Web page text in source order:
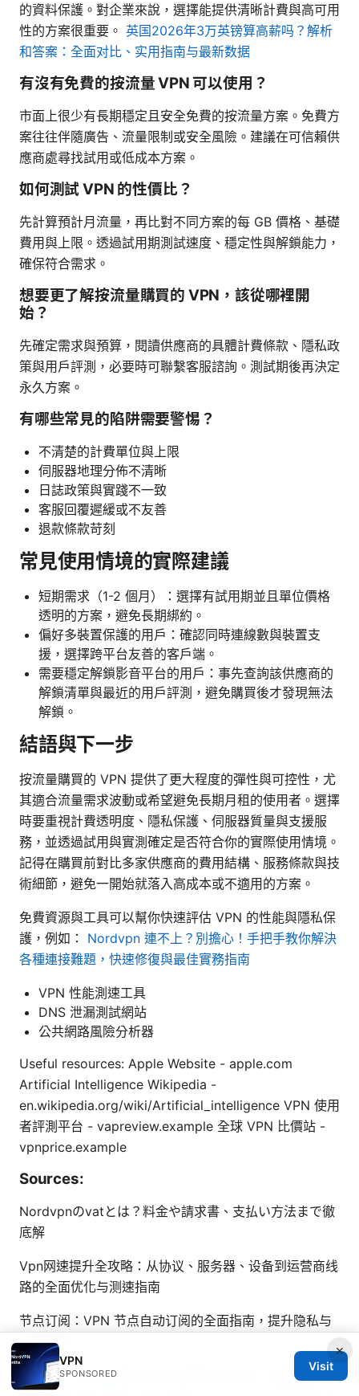
的資料保護。對企業來說，選擇能提供清晰計費與高可用
性的方案很重要。 英国2026年3万英镑算高薪吗？解析
和答案：全面对比、实用指南与最新数据
有沒有免費的按流量 VPN 可以使用？
市面上很少有長期穩定且安全免費的按流量方案。免費方
案往往伴隨廣告、流量限制或安全風險。建議在可信賴供
應商處尋找試用或低成本方案。
如何測試 VPN 的性價比？
先計算預計月流量，再比對不同方案的每 GB 價格、基礎
費用與上限。透過試用期測試速度、穩定性與解鎖能力，
確保符合需求。
想要更了解按流量購買的 VPN，該從哪裡開
始？
先確定需求與預算，閱讀供應商的具體計費條款、隱私政
策與用戶評測，必要時可聯繫客服諮詢。測試期後再決定
永久方案。
有哪些常見的陷阱需要警惕？
不清楚的計費單位與上限
伺服器地理分佈不清晰
日誌政策與實踐不一致
客服回覆遲緩或不友善
退款條款苛刻
常見使用情境的實際建議
短期需求（1-2 個月）：選擇有試用期並且單位價格
透明的方案，避免長期綁約。
偏好多裝置保護的用戶：確認同時連線數與裝置支
援，選擇跨平台友善的客戶端。
需要穩定解鎖影音平台的用戶：事先查詢該供應商的
解鎖清單與最近的用戶評測，避免購買後才發現無法
解鎖。
結語與下一步
按流量購買的 VPN 提供了更大程度的彈性與可控性，尤
其適合流量需求波動或希望避免長期月租的使用者。選擇
時要重視計費透明度、隱私保護、伺服器質量與支援服
務，並透過試用與實測確定是否符合你的實際使用情境。
記得在購買前對比多家供應商的費用結構、服務條款與技
術細節，避免一開始就落入高成本或不適用的方案。
免費資源與工具可以幫你快速評估 VPN 的性能與隱私保
護，例如： Nordvpn 連不上？別擔心！手把手教你解決
各種連接難題，快速修復與最佳實務指南
VPN 性能測速工具
DNS 泄漏測試網站
公共網路風險分析器
Useful resources: Apple Website - apple.com
Artificial Intelligence Wikipedia -
en.wikipedia.org/wiki/Artificial_intelligence VPN 使用
者評測平台 - vapreview.example 全球 VPN 比價站 -
vpnprice.example
Sources:
Nordvpnのvatとは？料金や請求書、支払い方法まで徹
底解
Vpn网速提升全攻略：从协议、服务器、设备到运营商线
路的全面优化与测速指南
节点订阅：VPN 节点自动订阅的全面指南，提升隐私与
上网自由
Vpn cat master 提升你的上网安全与自由：全面指南与
×
VPN
SPONSORED
Visit